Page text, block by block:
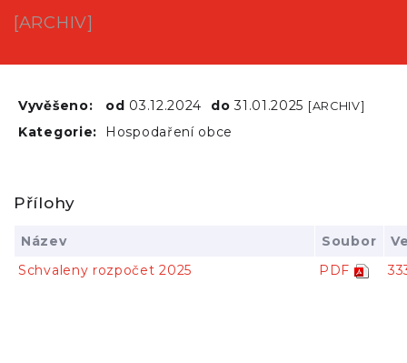
[ARCHIV]
Vyvěšeno: od 03.12.2024 do31.01.2025 [ARCHIV]
Kategorie: Hospodaření obce
Přílohy
Název Soubor
Schvaleny rozpočet 2025
PDF